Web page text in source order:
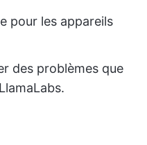
pour les appareils
des problèmes que